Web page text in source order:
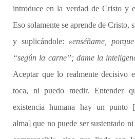
introduce en la verdad de Cristo y
Eso solamente se aprende de Cristo,
y suplicándole: «enséñame,
“según la carne”; dame la
Aceptar que lo realmente decisivo
toca, ni puedo medir. Entender
existencia humana hay un punto
alma] que no puede ser sustentado